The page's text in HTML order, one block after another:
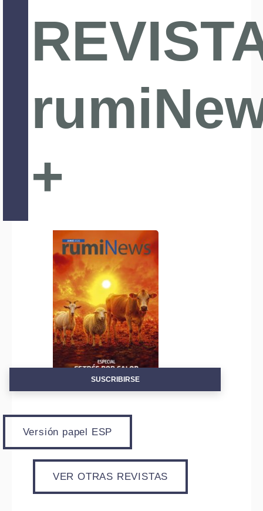
+
SUSCRIBIRSE
Versión papel ESP
VER OTRAS REVISTAS